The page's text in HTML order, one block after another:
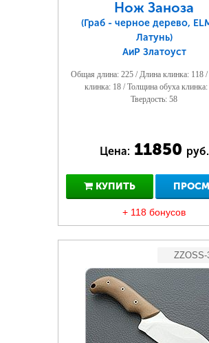
Нож Заноза
(Граб - черное дерево,
Латунь)
АиР Златоуст
Общая длина: 225 / Длина клинка: 118
клинка: 18 / Толщина обуха
Твердость: 58
Цена: 11850 руб.
КУПИТЬ
+ 118 бонусов
ZZOSS-